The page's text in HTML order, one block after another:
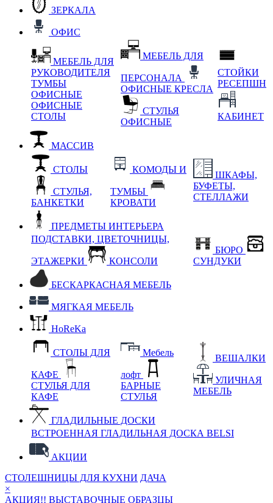
ЗЕРКАЛА
ОФИС
МЕБЕЛЬ ДЛЯ
РУКОВОДИТЕЛЯ
ТУМБЫ
ОФИСНЫЕ
ОФИСНЫЕ
СТОЛЫ
МЕБЕЛЬ ДЛЯ
ПЕРСОНАЛА
ОФИСНЫЕ КРЕСЛА
СТУЛЬЯ
ОФИСНЫЕ
СТОЙКИ
РЕСЕПШН
КАБИНЕТ
МАССИВ
СТОЛЫ
СТУЛЬЯ,
БАНКЕТКИ
КОМОДЫ И
ТУМБЫ
КРОВАТИ
ШКАФЫ,
БУФЕТЫ,
СТЕЛЛАЖИ
ПРЕДМЕТЫ ИНТЕРЬЕРА
ПОДСТАВКИ, ЦВЕТОЧНИЦЫ,
ЭТАЖЕРКИ КОНСОЛИ
БЮРО
СУНДУКИ
БЕСКАРКАСНАЯ МЕБЕЛЬ
МЯГКАЯ МЕБЕЛЬ
HoReKa
СТОЛЫ ДЛЯ
КАФЕ
СТУЛЬЯ ДЛЯ
КАФЕ
Мебель
лофт
БАРНЫЕ
СТУЛЬЯ
ВЕШАЛКИ
УЛИЧНАЯ
МЕБЕЛЬ
ГЛАДИЛЬНЫЕ ДОСКИ
ВСТРОЕННАЯ ГЛАДИЛЬНАЯ ДОСКА BELSI
АКЦИИ
СТОЛЕШНИЦЫ ДЛЯ КУХНИ ДАЧА
×
АКЦИЯ!! ВЫСТАВОЧНЫЕ ОБРАЗЦЫ